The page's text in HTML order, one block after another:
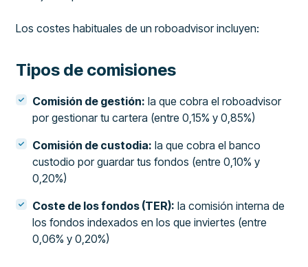
Los costes habituales de un roboadvisor incluyen:
Tipos de comisiones
Comisión de gestión: la que cobra el roboadvisor
por gestionar tu cartera (entre 0,15% y 0,85%)
Comisión de custodia: la que cobra el banco
custodio por guardar tus fondos (entre 0,10% y
0,20%)
Coste de los fondos (TER): la comisión interna de
los fondos indexados en los que inviertes (entre
0,06% y 0,20%)